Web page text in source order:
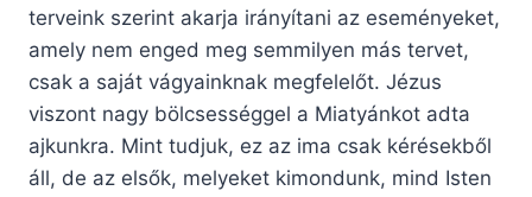
terveink szerint akarja irányítani az eseményeket,
amely nem enged meg semmilyen más tervet,
csak a saját vágyainknak megfelelőt. Jézus
viszont nagy bölcsességgel a Miatyánkot adta
ajkunkra. Mint tudjuk, ez az ima csak kérésekből
áll, de az elsők, melyeket kimondunk, mind Isten